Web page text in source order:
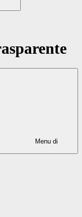
Menu di